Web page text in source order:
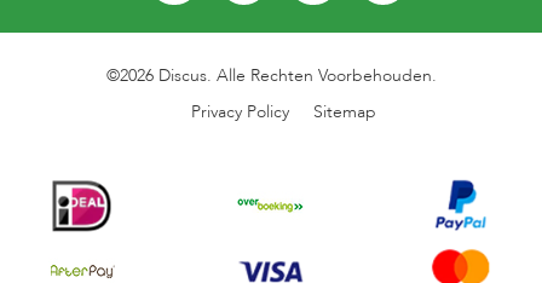
©2026 Discus. Alle Rechten Voorbehouden.
Privacy Policy
Sitemap